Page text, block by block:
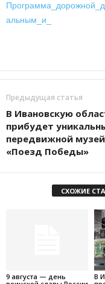
альным_и_
Предыдущая статья
В Ивановскую
прибудет
передвижной музей
«Поезд Победы»
СХОЖИЕ
9 августа — день
В